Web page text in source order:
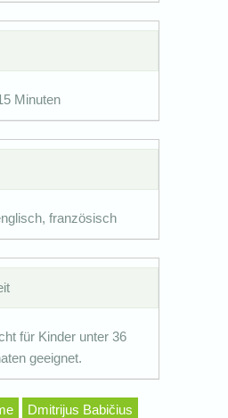
Minuten
französisch
für Kinder unter 36
geeignet.
Dmitrijus Babičius